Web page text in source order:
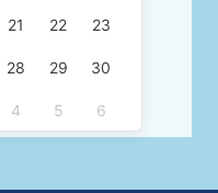
21 22 23
28 29 30
4 5 6